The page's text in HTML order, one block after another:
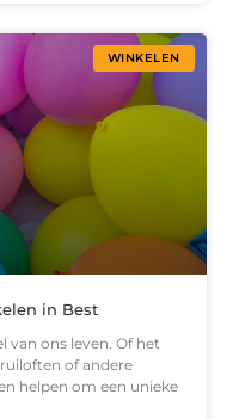
WINKELEN
in Best
van ons leven. Of het
of andere
helpen om een unieke